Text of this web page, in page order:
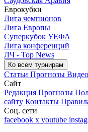
Еврокубки
Лига чемпионов
Лига Европы
Суперкубок УЕФА
Лига конференций
ЛЧ - Top News
Ко всем турнирам
Статьи Прогнозы Видео
Сайт
Редакция Прогнозы
сайту Контакты
Соц. сети
facebook x youtube